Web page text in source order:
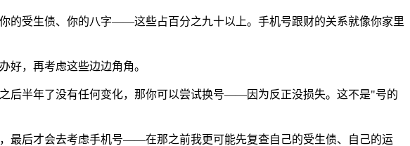
的受生债、你的八字——这些占百分之九十以上。手机号跟财的关系就像你家里
好，再考虑这些边边角角。
后半年了没有任何变化，那你可以尝试换号——因为反正没损失。这不是"号的
最后才会去考虑手机号——在那之前我更可能先复查自己的受生债、自己的运